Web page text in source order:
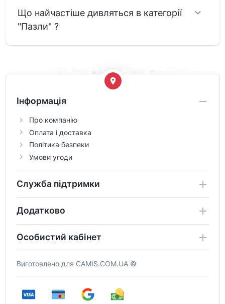
Що найчастіше дивляться в категорії
"Пазли" ?
Інформація
Про компанію
Оплата і доставка
Політика безпеки
Умови угоди
Служба підтримки
Додатково
Особистий кабінет
Виготовлено для CAMIS.COM.UA ©